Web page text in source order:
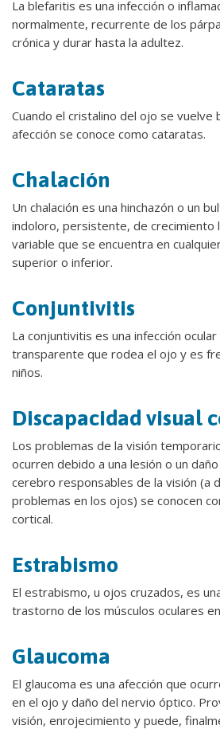
La blefaritis es una infección o
normalmente, recurrente de los
crónica y durar hasta la adultez.
Cataratas
Cuando el cristalino del ojo se
afección se conoce como cataratas.
Chalación
Un chalación es una hinchazón o un
indoloro, persistente, de crecimiento
variable que se encuentra en
superior o inferior.
Conjuntivitis
La conjuntivitis es una infección
transparente que rodea el ojo y es
niños.
Discapacidad visual
Los problemas de la visión
ocurren debido a una lesión o un
cerebro responsables de la visión (a
problemas en los ojos) se conocen
cortical.
Estrabismo
El estrabismo, u ojos cruzados, es
trastorno de los músculos oculares
Glaucoma
El glaucoma es una afección que
en el ojo y daño del nervio óptico.
visión, enrojecimiento y puede,